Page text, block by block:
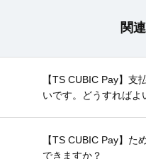
関
【TS CUBIC Pay】支
いです。どうすればよ
【TS CUBIC Pay】た
できますか？